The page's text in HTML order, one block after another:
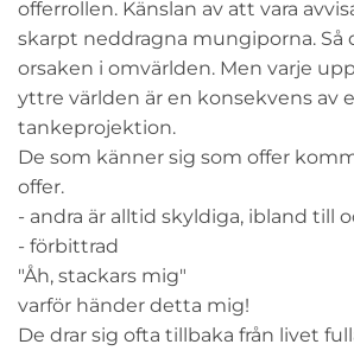
offerrollen. Känslan av att vara
skarpt neddragna mungiporna. Så
orsaken i omvärlden. Men varje
yttre världen är en konsekvens av
tankeprojektion.
De som känner sig som offer
offer.
- andra är alltid skyldiga, ibland till
- förbittrad
"Åh, stackars mig"
varför händer detta mig!
De drar sig ofta tillbaka från livet